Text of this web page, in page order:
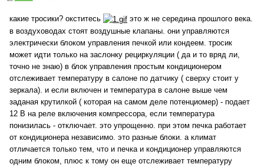
какие тросики? окститесь
это ж не середина прошлого века.
в воздуховодах стоят воздушные клапаны. они управляются
электрически блоком управления печкой или кондеем. тросик
может идти только на заслонку рециркуляции ( да и то вряд ли,
точно не знаю) в блок управления простым кондиционером
отслеживает температуру в салоне по датчику ( сверху стоит у
зеркала). и если включен и температура в салоне выше чем
заданая крутилкой ( которая на самом деле потенциомер) - подает
12 В на реле включения компрессора, если температура
понизилась - отключает. это упрощенно. при этом печка работает
от кондиционера независимо. это разные блоки. а климат
отличается только тем, что и печка и кондиционер управляются
одним блоком, плюс к тому он еще отслеживает температуру